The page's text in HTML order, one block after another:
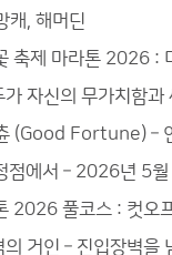
캐, 해머딘
축제 마라톤 2026 :
가 자신의 무가치함
(Good Fortune) –
점에서 – 2026년 5월
2026 풀코스 : 컷오
의 거인 – 진입장벽을